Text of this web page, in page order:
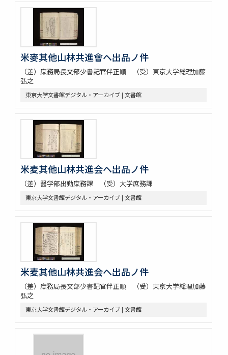
米麥其他山林共進會ヘ出品ノ件
（差）庶務局長文部少書記官伴正順 （受）東京大学総理加藤
弘之
東京大学文書館デジタル・アーカイブ | 文書館
米麦其他山林共進会ヘ出品ノ件
（差）醫学部出勤庶務課 （受）大学庶務課
東京大学文書館デジタル・アーカイブ | 文書館
米麦其他山林共進会ヘ出品ノ件
（差）庶務局長文部少書記官伴正順 （受）東京大学総理加藤
弘之
東京大学文書館デジタル・アーカイブ | 文書館